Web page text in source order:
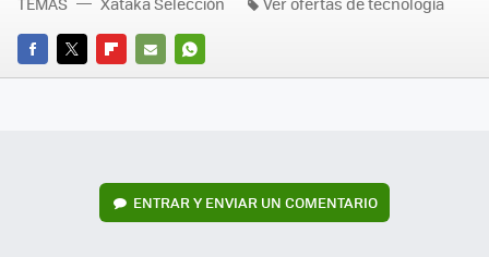
FACEBOOK
TWITTERFLIPBOARD
E-
WHATSAPP
ENTRAR Y ENVIAR UN COMENTARIO